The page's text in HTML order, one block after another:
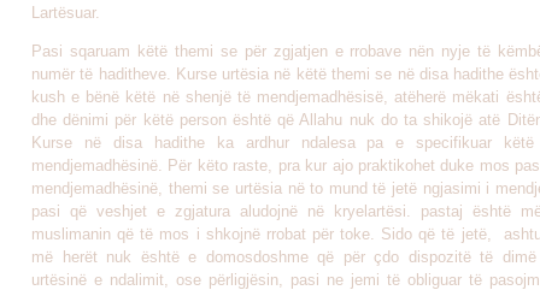
Lartësuar.
Pasi sqaruam këtë themi se për zgjatjen e rrobave nën nyje të
numër të haditheve. Kurse urtësia në këtë themi se në disa hadithe
kush e bënë këtë në shenjë të mendjemadhësisë, atëherë mëkati
dhe dënimi për këtë person është që Allahu nuk do ta shikojë atë
Kurse në disa hadithe ka ardhur ndalesa pa e specifikuar
mendjemadhësinë. Për këto raste, pra kur ajo praktikohet duke mos
mendjemadhësinë, themi se urtësia në to mund të jetë ngjasimi i
pasi që veshjet e zgjatura aludojnë në kryelartësi. pastaj është
muslimanin që të mos i shkojnë rrobat për toke. Sido që të jetë,
më herët nuk është e domosdoshme që për çdo dispozitë të
urtësinë e ndalimit, ose përligjësin, pasi ne jemi të obliguar të